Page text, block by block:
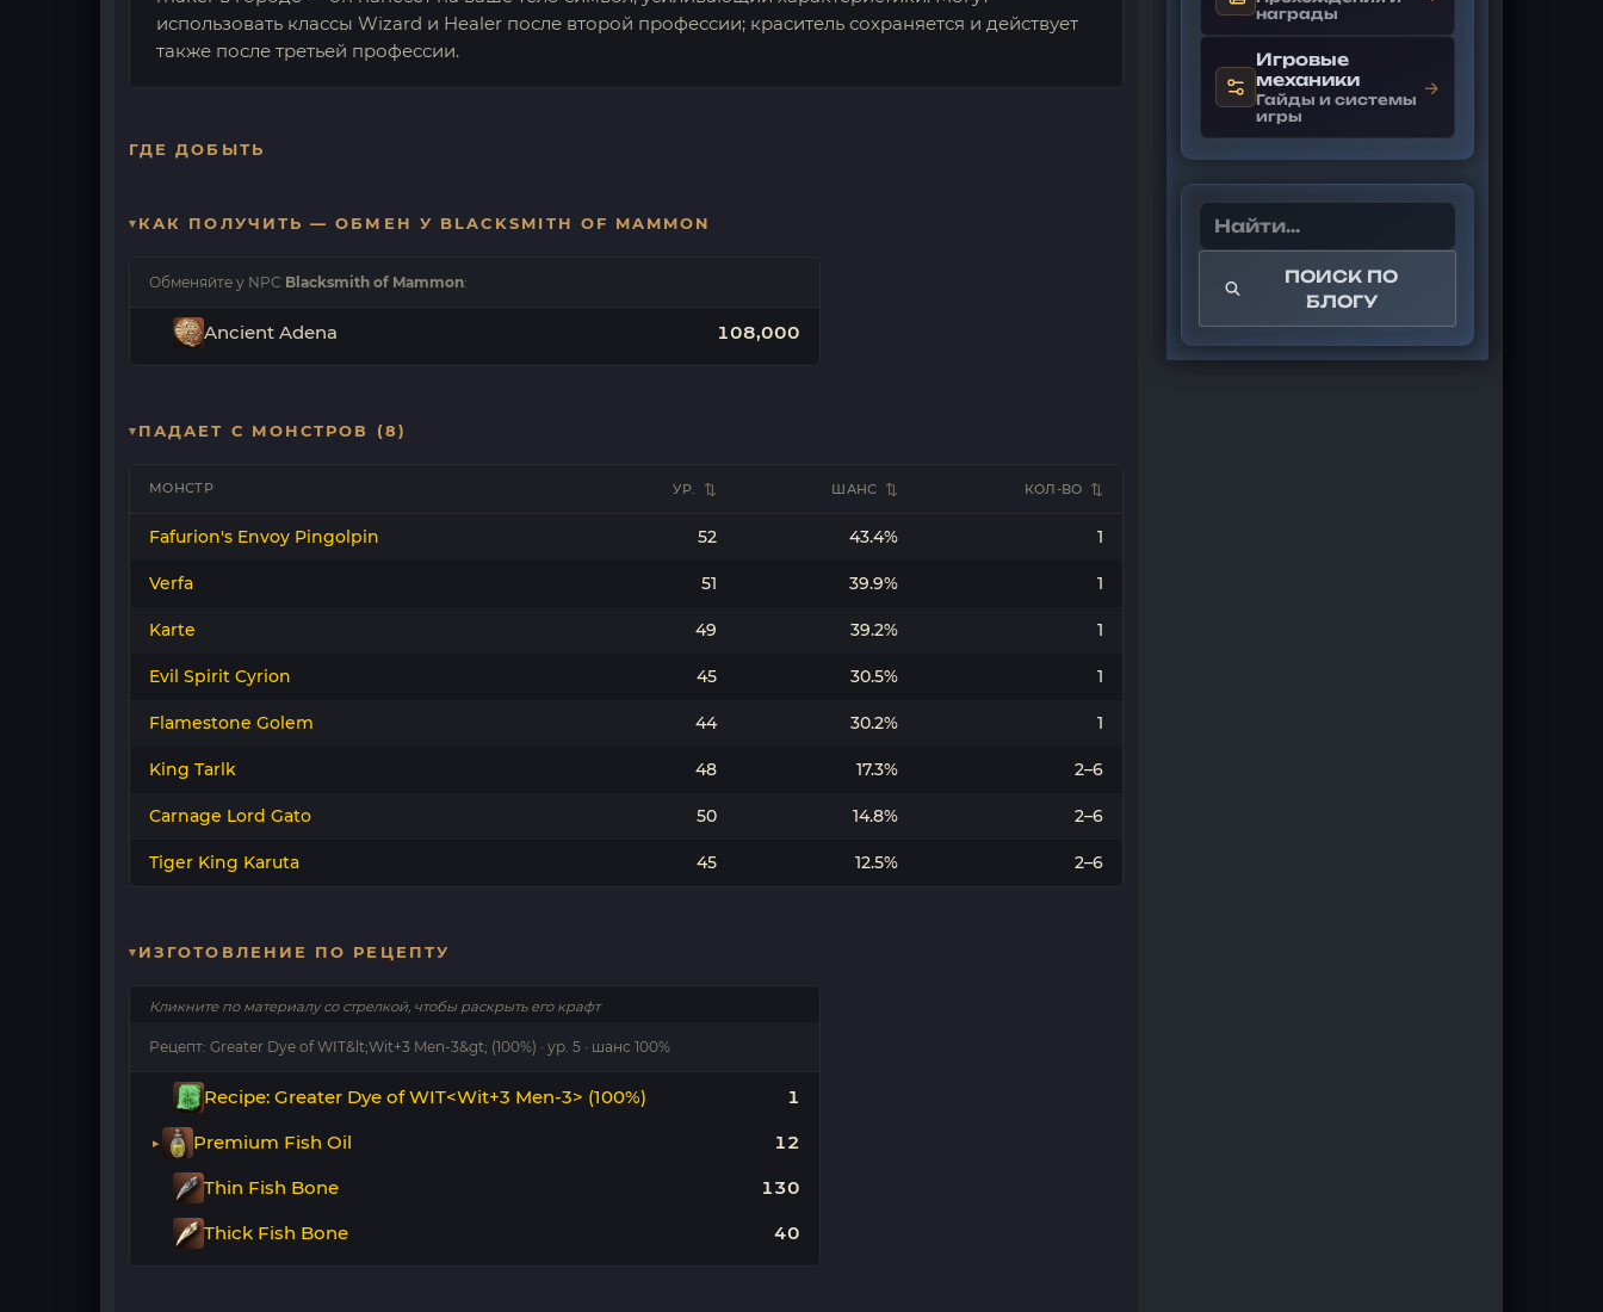
использовать классы Wizard и Healer после второй профессии; краситель сохраняется и действует
также после третьей профессии.
ГДЕ ДОБЫТЬ
КАК ПОЛУЧИТЬ — ОБМЕН У BLACKSMITH OF MAMMON
Обменяйте у NPC Blacksmith of Mammon:
Ancient Adena 108,000
ПАДАЕТ С МОНСТРОВ (8)
МОНСТР УР. ШАНС КОЛ-ВО
Fafurion's Envoy Pingolpin 52 43.4% 1
Verfa 51 39.9% 1
Karte 49 39.2% 1
Evil Spirit Cyrion 45 30.5% 1
Flamestone Golem 44 30.2% 1
King Tarlk 48 17.3% 2–6
Carnage Lord Gato 50 14.8% 2–6
Tiger King Karuta 45 12.5% 2–6
ИЗГОТОВЛЕНИЕ ПО РЕЦЕПТУ
Кликните по материалу со стрелкой, чтобы раскрыть его крафт
Рецепт: Greater Dye of WIT&lt;Wit+3 Men-3&gt; (100%) · ур. 5 · шанс 100%
Recipe: Greater Dye of WIT<Wit+3 Men-3> (100%) 1
Premium Fish Oil 12
Thin Fish Bone 130
Thick Fish Bone 40
награды
Игровые
механики
Гайды и системы
игры
→
ПОИСК ПО
БЛОГУ